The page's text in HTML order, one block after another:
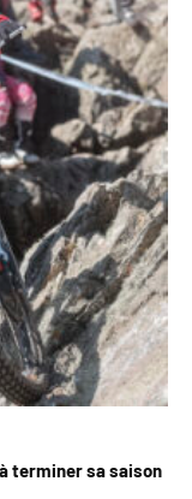
terminer sa saison